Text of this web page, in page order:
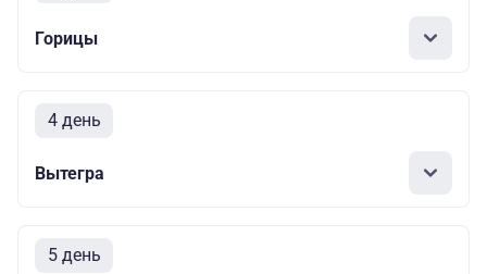
Горицы
4 день
Вытегра
5 день